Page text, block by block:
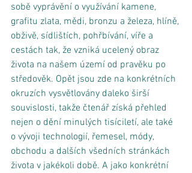
sobě vyprávění o využívání kamene,
grafitu zlata, mědi, bronzu a železa, hlíně,
obživě, sídlištích, pohřbívání, víře a
cestách tak, že vzniká ucelený obraz
života na našem území od pravěku po
středověk. Opět jsou zde na konkrétních
okruzích vysvětlovány daleko širší
souvislosti, takže čtenář získá přehled
nejen o dění minulých tisíciletí, ale také
o vývoji technologií, řemesel, módy,
obchodu a dalších všedních stránkách
života v jakékoli době. A jako konkrétní